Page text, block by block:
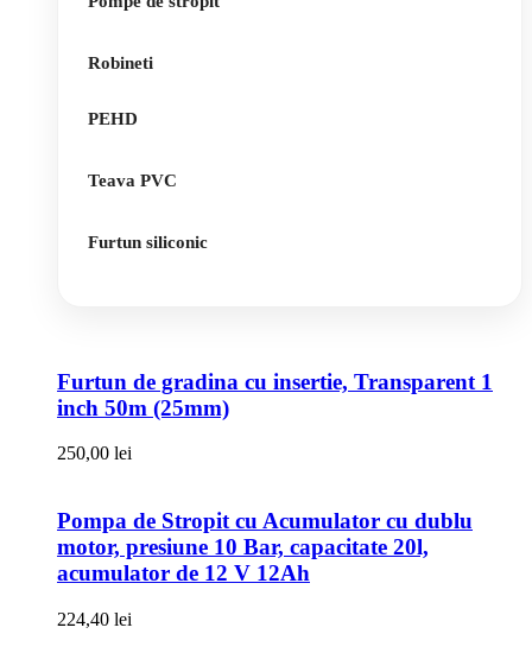
Robineti
PEHD
Teava PVC
Furtun siliconic
Furtun de gradina cu insertie, Transparent 1
inch 50m (25mm)
250,00 lei
Pompa de Stropit cu Acumulator cu dublu
motor, presiune 10 Bar, capacitate 20l,
acumulator de 12 V 12Ah
224,40 lei